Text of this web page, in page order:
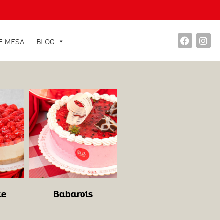
MESA BLOG
Babarois